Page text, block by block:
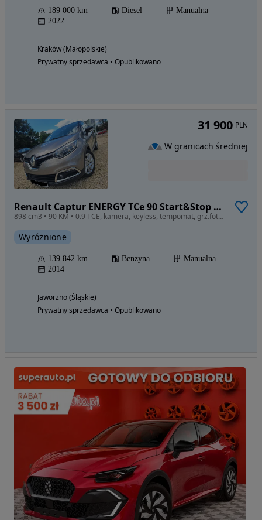
189 000 km Diesel
Manualna
2022
Kraków (Małopolskie)
Prywatny sprzedawca • Opublikowano
Renault Captur ENERGY TCe 90 Start&Stop Luxe
898 cm3 • 90 KM • 0.9 TCE, kamera, keyless, tempomat, grz.fotele R-link,czytanie znaków
Wyróżnione
139 842 km Benzyna
Manualna
2014
Jaworzno (Śląskie)
Prywatny sprzedawca • Opublikowano
31 900 PLN
W granicach średniej